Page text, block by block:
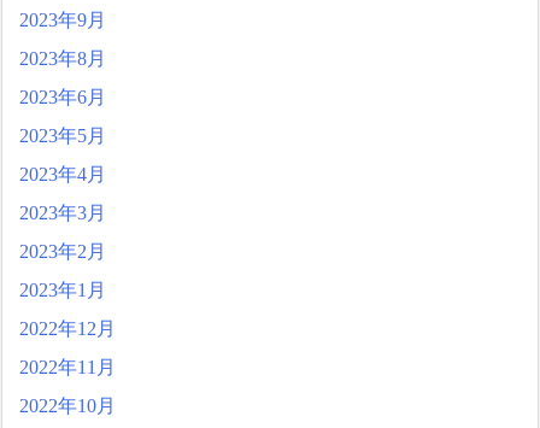
2023年9月
2023年8月
2023年6月
2023年5月
2023年4月
2023年3月
2023年2月
2023年1月
2022年12月
2022年11月
2022年10月